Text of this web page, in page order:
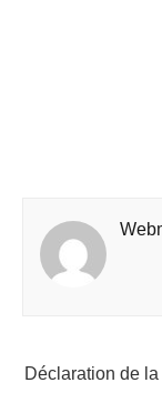
Déclaration de